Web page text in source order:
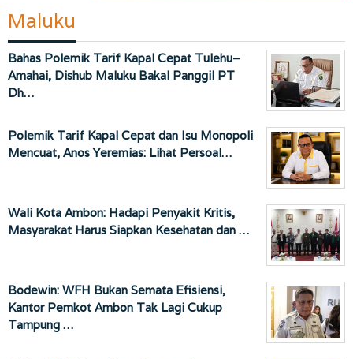
Maluku
Bahas Polemik Tarif Kapal Cepat Tulehu–
Amahai, Dishub Maluku Bakal Panggil PT
Dh…
Polemik Tarif Kapal Cepat dan Isu Monopoli
Mencuat, Anos Yeremias: Lihat Persoal…
Wali Kota Ambon: Hadapi Penyakit Kritis,
Masyarakat Harus Siapkan Kesehatan dan …
Bodewin: WFH Bukan Semata Efisiensi,
Kantor Pemkot Ambon Tak Lagi Cukup
Tampung …